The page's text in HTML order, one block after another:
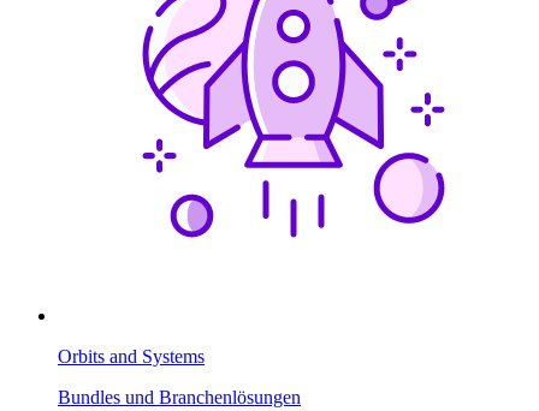
Orbits and Systems
Bundles und Branchenlösungen